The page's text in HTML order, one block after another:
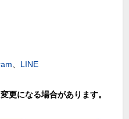
、 LINE
更になる場合があります。